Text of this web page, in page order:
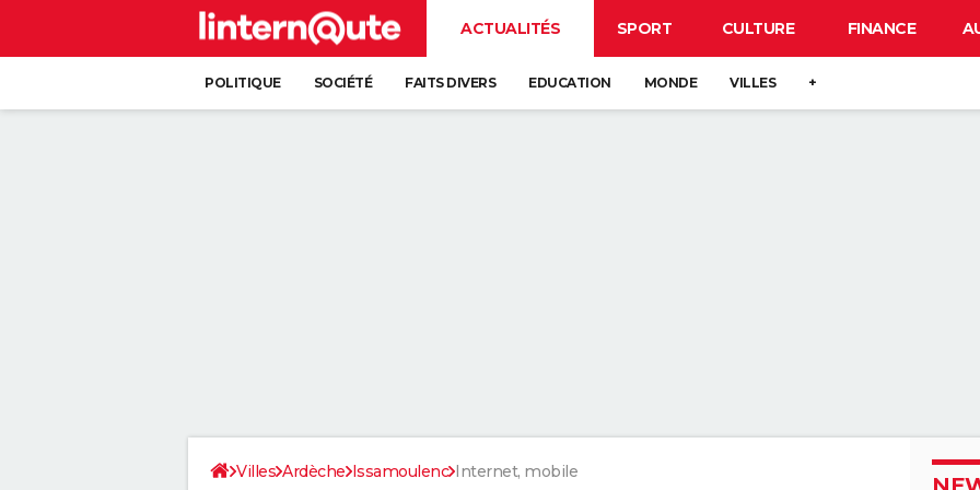
ACTUALITÉS SPORT CULTURE FINANCE
POLITIQUE SOCIÉTÉ FAITS DIVERS EDUCATION MONDE VILLES +
Villes Ardèche Issamoulenc Internet, mobile